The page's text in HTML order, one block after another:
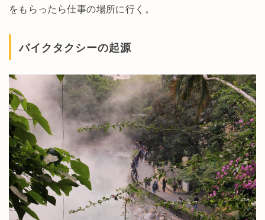
をもらったら仕事の場所に行く。
バイクタクシーの起源